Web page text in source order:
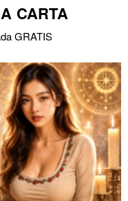
CARTA
GRATIS